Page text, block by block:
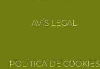
AVÍS LEGAL
POLÍTICA DE COOKIES